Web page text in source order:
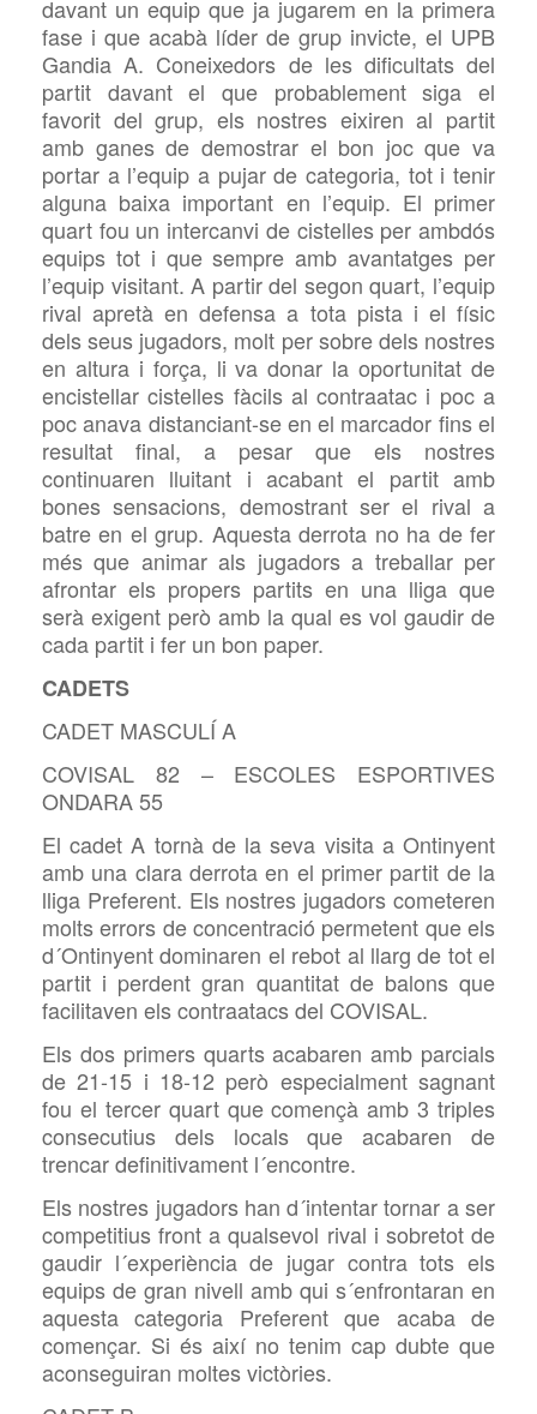
davant un equip que ja jugarem en la primera
fase i que acabà líder de grup invicte, el UPB
Gandia A. Coneixedors de les dificultats del
partit davant el que probablement siga el
favorit del grup, els nostres eixiren al partit
amb ganes de demostrar el bon joc que va
portar a l’equip a pujar de categoria, tot i tenir
alguna baixa important en l’equip. El primer
quart fou un intercanvi de cistelles per ambdós
equips tot i que sempre amb avantatges per
l’equip visitant. A partir del segon quart, l’equip
rival apretà en defensa a tota pista i el físic
dels seus jugadors, molt per sobre dels nostres
en altura i força, li va donar la oportunitat de
encistellar cistelles fàcils al contraatac i poc a
poc anava distanciant-se en el marcador fins el
resultat final, a pesar que els nostres
continuaren lluitant i acabant el partit amb
bones sensacions, demostrant ser el rival a
batre en el grup. Aquesta derrota no ha de fer
més que animar als jugadors a treballar per
afrontar els propers partits en una lliga que
serà exigent però amb la qual es vol gaudir de
cada partit i fer un bon paper.
CADETS
CADET MASCULÍ A
COVISAL 82 – ESCOLES ESPORTIVES
ONDARA 55
El cadet A tornà de la seva visita a Ontinyent
amb una clara derrota en el primer partit de la
lliga Preferent. Els nostres jugadors cometeren
molts errors de concentració permetent que els
d´Ontinyent dominaren el rebot al llarg de tot el
partit i perdent gran quantitat de balons que
facilitaven els contraatacs del COVISAL.
Els dos primers quarts acabaren amb parcials
de 21-15 i 18-12 però especialment sagnant
fou el tercer quart que començà amb 3 triples
consecutius dels locals que acabaren de
trencar definitivament l´encontre.
Els nostres jugadors han d´intentar tornar a ser
competitius front a qualsevol rival i sobretot de
gaudir l´experiència de jugar contra tots els
equips de gran nivell amb qui s´enfrontaran en
aquesta categoria Preferent que acaba de
començar. Si és així no tenim cap dubte que
aconseguiran moltes victòries.